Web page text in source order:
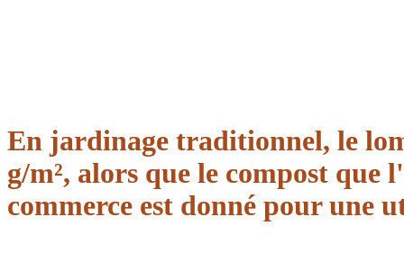
En jardinage traditionnel, le
g/m², alors que le compost que
commerce est donné pour une